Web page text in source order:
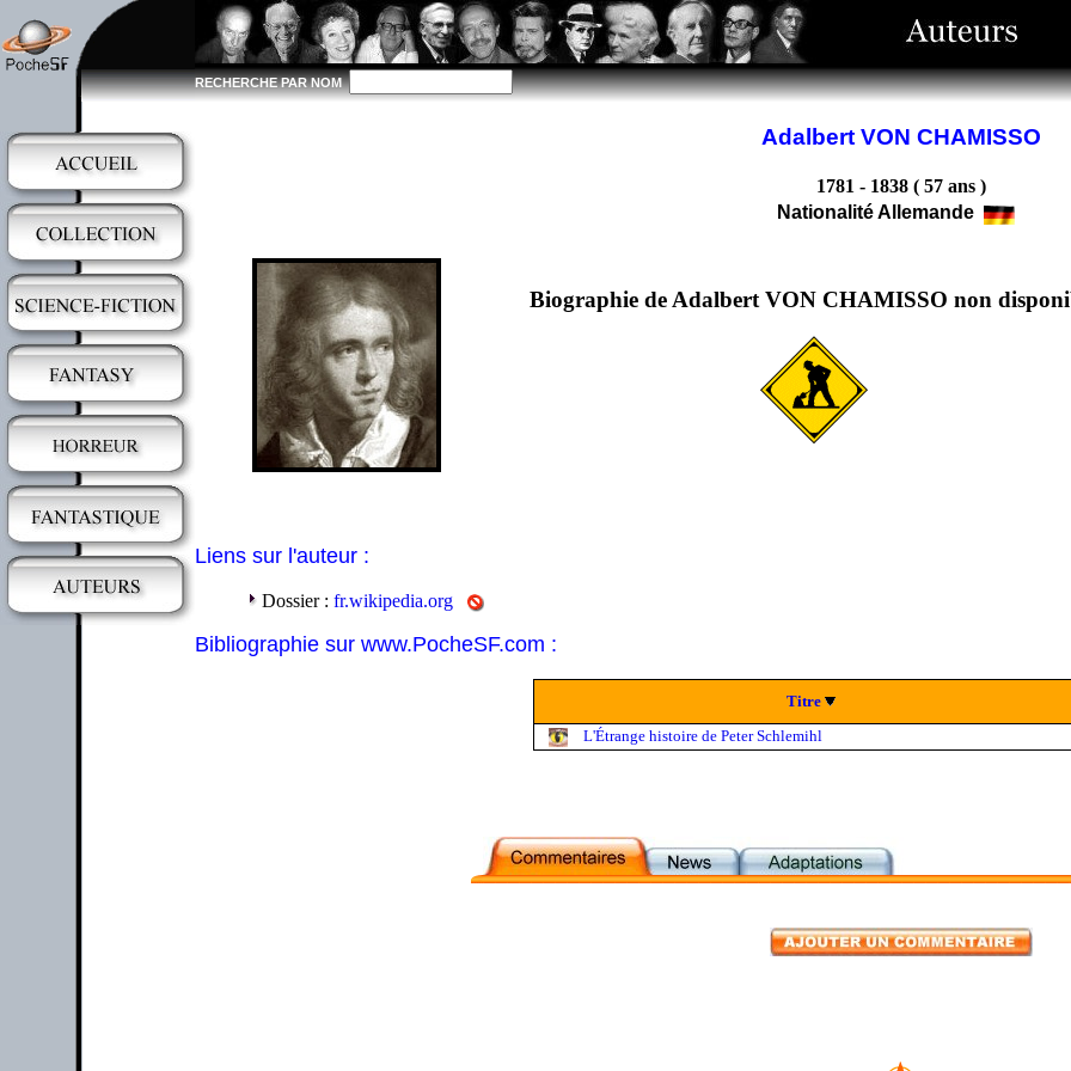
RECHERCHE PAR NOM
Adalbert VON CHAMISSO
1781 - 1838 ( 57 ans )
Nationalité Allemande
Biographie de Adalbert VON CHAMISSO non
Liens sur l'auteur :
Dossier : fr.wikipedia.org
Bibliographie sur www.PocheSF.com :
Titre
L'Étrange histoire de Peter Schlemihl